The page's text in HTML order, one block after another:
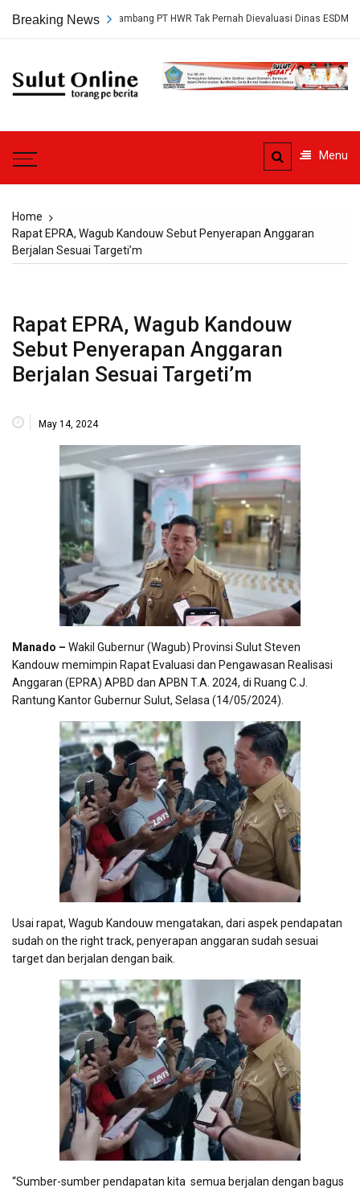
Breaking News
Tambang PT HWR Tak Pernah Dievaluasi Dinas ESDM
Sulut
Menu
Home
Rapat EPRA, Wagub Kandouw Sebut Penyerapan Anggaran
Berjalan Sesuai Targeti’m
Rapat EPRA, Wagub Kandouw
Sebut Penyerapan Anggaran
Berjalan Sesuai Targeti’m
May 14, 2024
Manado – Wakil Gubernur (Wagub) Provinsi Sulut Steven
Kandouw memimpin Rapat Evaluasi dan Pengawasan Realisasi
Anggaran (EPRA) APBD dan APBN T.A. 2024, di Ruang C.J.
Rantung Kantor Gubernur Sulut, Selasa (14/05/2024).
Usai rapat, Wagub Kandouw mengatakan, dari aspek pendapatan
sudah on the right track, penyerapan anggaran sudah sesuai
target dan berjalan dengan baik.
“Sumber-sumber pendapatan kita semua berjalan dengan bagus